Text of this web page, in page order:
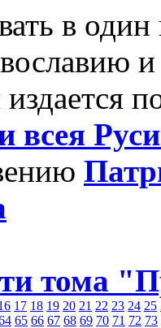
в
всея
тома
17 18 19 20 21 22 23 24 25
65 66 67 68 69 70 71 72 73